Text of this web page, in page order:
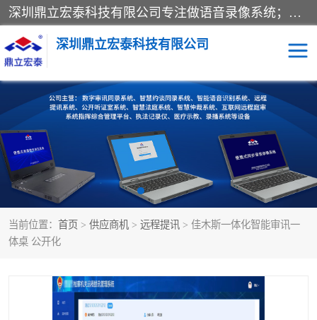
深圳鼎立宏泰科技有限公司专注做语音录像系统；主要服务有：约谈室同步录音录像系统、设计数字询问同步录音录像、数字约谈室同步录音录像、公开听证室、智慧庭审、智能语音识别转写、远程提讯（提审）、记录仪、远程指挥综合管理平台、录播系统等
深圳鼎立宏泰科技有限公司
当前位置： 首页 > 供应商机 > 远程提讯 > 佳木斯一体化智能审讯一
体桌 公开化
同步录音录像设备 便携式审讯设备
数字法庭 听证室
远程提讯 语音识别